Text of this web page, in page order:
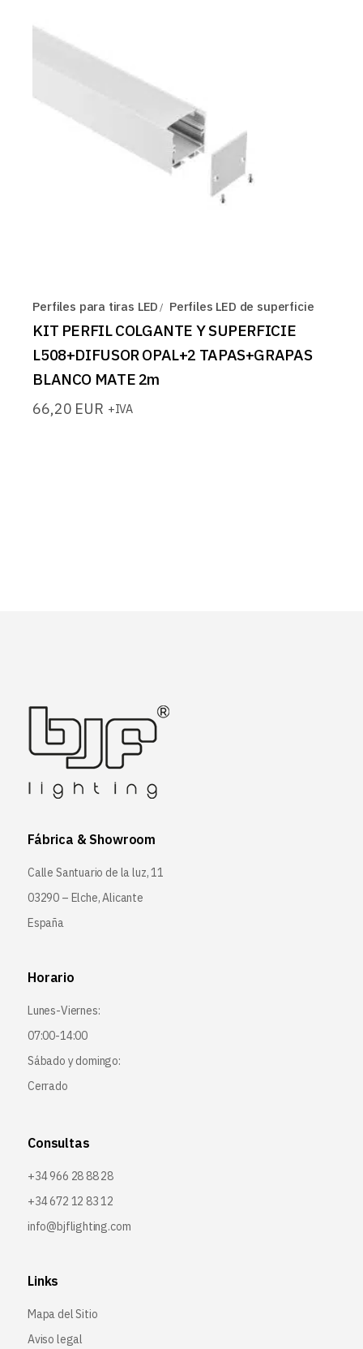
Perfiles para tiras LED Perfiles LED de superficie
KIT PERFIL COLGANTE Y SUPERFICIE
L508+DIFUSOR OPAL+2 TAPAS+GRAPAS
BLANCO MATE 2m
66,20 EUR +IVA
Fábrica & Showroom
Calle Santuario de la luz, 11
03290 – Elche, Alicante
España
Horario
Lunes-Viernes:
07:00-14:00
Sábado y domingo:
Cerrado
Consultas
+34 966 28 88 28
+34 672 12 83 12
info@bjflighting.com
Links
Mapa del Sitio
Aviso legal